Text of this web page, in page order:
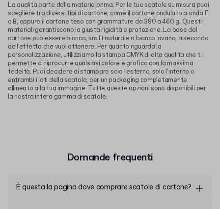
La qualità parte dalla materia prima. Per le tue scatole su misura puoi
scegliere tra diversi tipi di cartone, come il cartone ondulato a onda E
o B, oppure il cartone teso con grammature da 380 a 460 g. Questi
materiali garantiscono la giusta rigidità e protezione. La base del
cartone può essere bianca, kraft naturale o bianco-avana, a seconda
dell'effetto che vuoi ottenere. Per quanto riguarda la
personalizzazione, utilizziamo la stampa CMYK di alta qualità che ti
permette di riprodurre qualsiasi colore e grafica con la massima
fedeltà. Puoi decidere di stampare solo l'esterno, solo l'interno o
entrambi i lati della scatola, per un packaging completamente
allineato alla tua immagine. Tutte queste opzioni sono disponibili per
la nostra intera gamma di scatole.
Domande frequenti
È questa la pagina dove comprare scatole di cartone?